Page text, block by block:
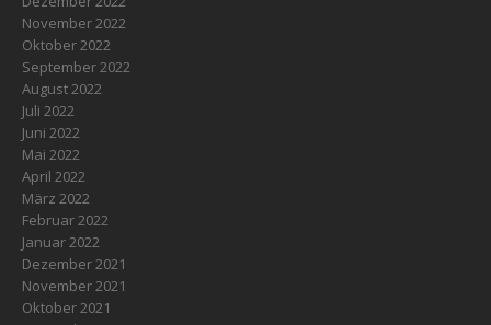
November 2022
Oktober 2022
September 2022
August 2022
Juli 2022
Juni 2022
Mai 2022
April 2022
März 2022
Februar 2022
Januar 2022
Dezember 2021
November 2021
Oktober 2021